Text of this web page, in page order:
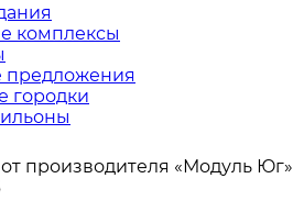
комплексы
предложения
городки
производителя «Модуль Юг»